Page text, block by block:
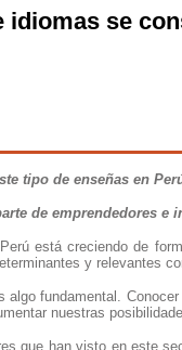
idiomas se
tipo de enseñas en
de emprendedores e
está creciendo de
y relevantes
algo fundamental.
nuestras
que han visto en este